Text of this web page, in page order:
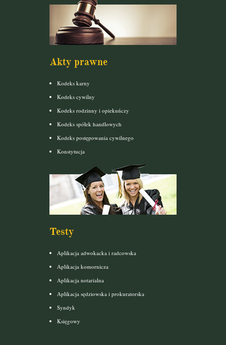
Akty prawne
Kodeks karny
Kodeks cywilny
Kodeks rodzinny i opiekuńczy
Kodeks spółek handlowych
Kodeks postępowania cywilnego
Konstytucja
Testy
Aplikacja adwokacka i radcowska
Aplikacja komornicza
Aplikacja notarialna
Aplikacja sędziowska i prokuratorska
Syndyk
Księgowy